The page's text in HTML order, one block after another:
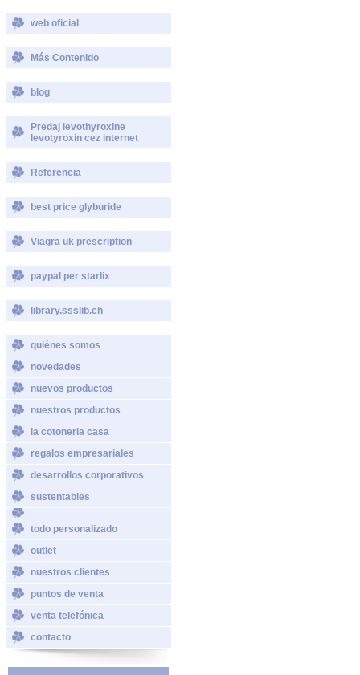
web oficial
Más Contenido
blog
Predaj levothyroxine
levotyroxin cez internet
Referencia
best price glyburide
Viagra uk prescription
paypal per starlix
library.ssslib.ch
quiénes somos
novedades
nuevos productos
nuestros productos
la cotoneria casa
regalos empresariales
desarrollos corporativos
sustentables
todo personalizado
outlet
nuestros clientes
puntos de venta
venta telefónica
contacto